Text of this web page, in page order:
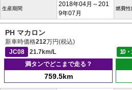
生産期間
2018年04月～201
9年07月
燃費性
PH マカロン
新車時価格212万円(税込)
JC08
21.7km/L 10
満タンでどこまで走る？
759.5km